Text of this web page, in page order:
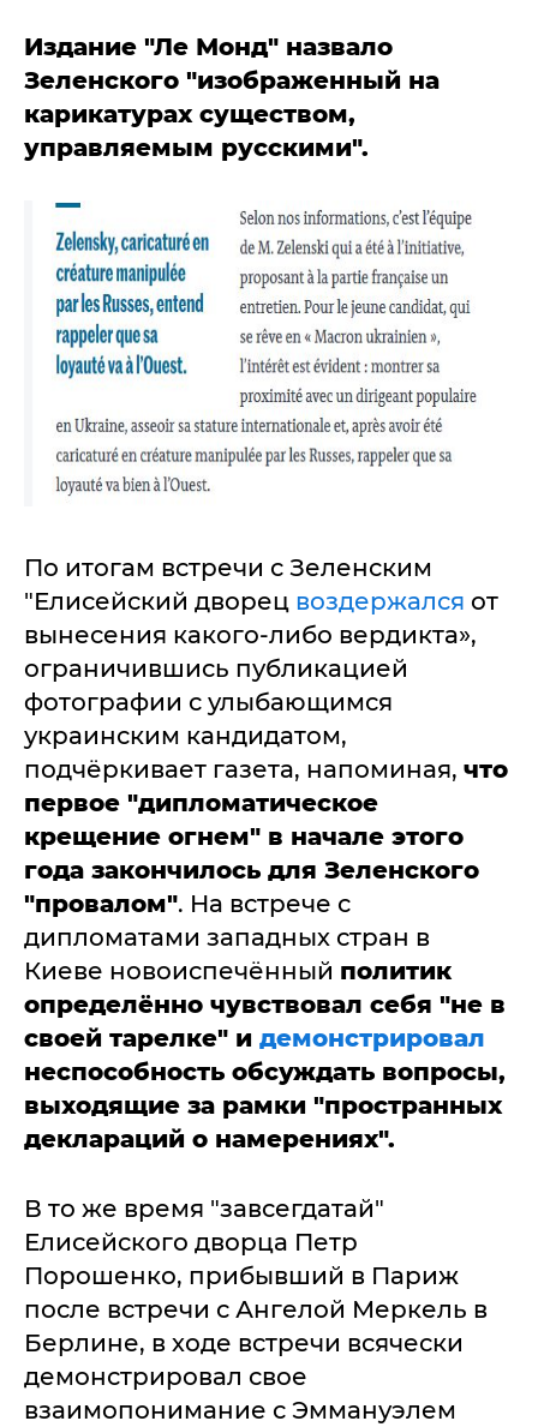
Издание "Ле Монд" назвало
Зеленского "изображенный на
карикатурах существом,
управляемым русскими".
По итогам встречи с Зеленским
"Елисейский дворец воздержался от
вынесения какого-либо вердикта»,
ограничившись публикацией
фотографии с улыбающимся
украинским кандидатом,
подчёркивает газета, напоминая, что
первое "дипломатическое
крещение огнем" в начале этого
года закончилось для Зеленского
"провалом". На встрече с
дипломатами западных стран в
Киеве новоиспечённый политик
определённо чувствовал себя "не в
своей тарелке" и демонстрировал
неспособность обсуждать вопросы,
выходящие за рамки "пространных
деклараций о намерениях".
В то же время "завсегдатай"
Елисейского дворца Петр
Порошенко, прибывший в Париж
после встречи с Ангелой Меркель в
Берлине, в ходе встречи всячески
демонстрировал свое
взаимопонимание с Эммануэлем